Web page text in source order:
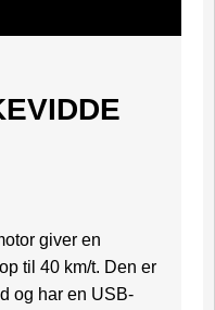
giver en
til 40 km/t. Den er
og har en USB-